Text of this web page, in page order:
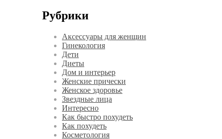
Рубрики
Аксессуары для женщин
Гинекология
Дети
Диеты
Дом и интерьер
Женские прически
Женское здоровье
Звездные лица
Интересно
Как быстро похудеть
Как похудеть
Косметология